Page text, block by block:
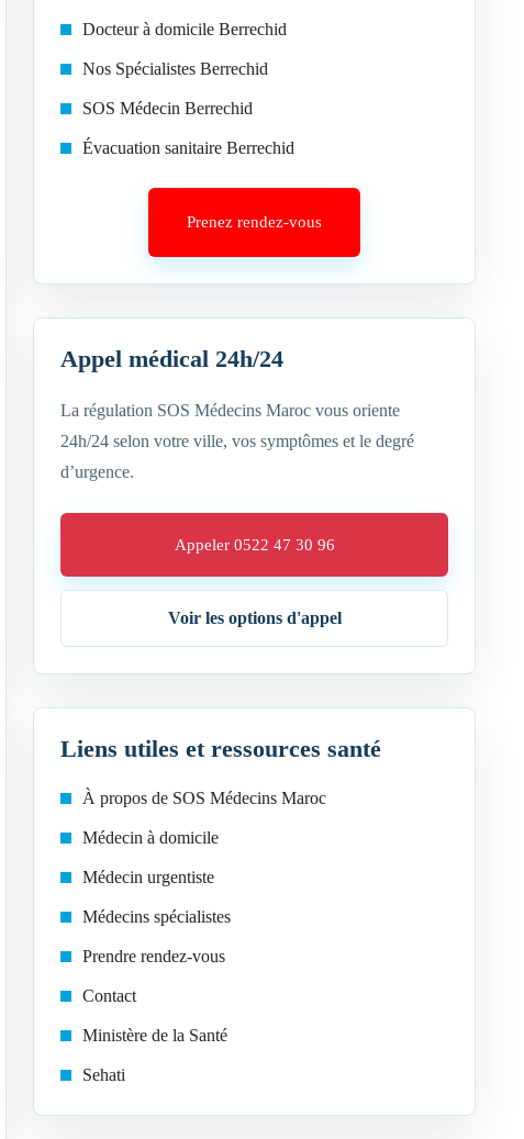
Docteur à domicile Berrechid
Nos Spécialistes Berrechid
SOS Médecin Berrechid
Évacuation sanitaire Berrechid
Prenez rendez-vous
Appel médical 24h/24
La régulation SOS Médecins Maroc vous oriente
24h/24 selon votre ville, vos symptômes et le degré
d’urgence.
Appeler 0522 47 30 96
Voir les options d'appel
Liens utiles et ressources santé
À propos de SOS Médecins Maroc
Médecin à domicile
Médecin urgentiste
Médecins spécialistes
Prendre rendez-vous
Contact
Ministère de la Santé
Sehati